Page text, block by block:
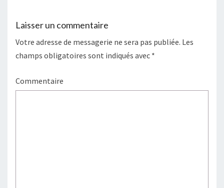
Laisser un commentaire
Votre adresse de messagerie ne sera pas publiée. Les
champs obligatoires sont indiqués avec *
Commentaire